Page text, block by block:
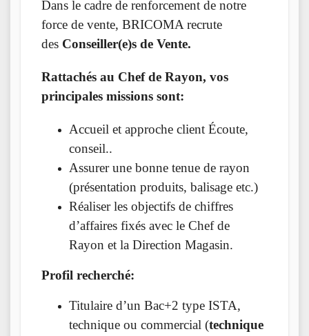
Dans le cadre de renforcement de notre
force de vente, BRICOMA recrute
des Conseiller(e)s de Vente.
Rattachés au Chef de Rayon, vos
principales missions sont:
Accueil et approche client Écoute,
conseil..
Assurer une bonne tenue de rayon
(présentation produits, balisage etc.)
Réaliser les objectifs de chiffres
d’affaires fixés avec le Chef de
Rayon et la Direction Magasin.
Profil recherché:
Titulaire d’un Bac+2 type ISTA,
technique ou commercial (technique